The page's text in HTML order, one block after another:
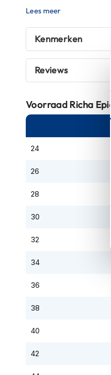
Integraalhelmen
Crosshelmen
Fietshelmen
Helm
accessoires
Vizieren
Pinlocks
Tear-
Crossbrillen
houder
Motorkleding
Heren
motorjassen
motorjassen
Waterdichte
hogere versnelling!
Lees meer
Kenmerken
Reviews
Voorraad Richa
24
26
28
30
32
34
36
38
40
42